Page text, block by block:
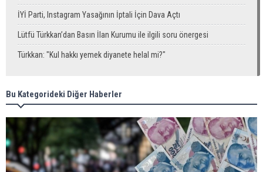
İYİ Parti, Instagram Yasağının İptali İçin Dava Açtı
Lütfü Türkkan’dan Basın İlan Kurumu ile ilgili soru önergesi
Türkkan: "Kul hakkı yemek diyanete helal mi?"
Bu Kategorideki Diğer Haberler